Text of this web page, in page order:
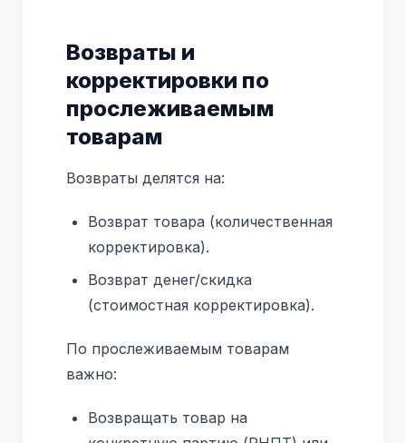
Возвраты и
корректировки по
прослеживаемым
товарам
Возвраты делятся на:
Возврат товара (количественная
корректировка).
Возврат денег/скидка
(стоимостная корректировка).
По прослеживаемым товарам
важно:
Возвращать товар на